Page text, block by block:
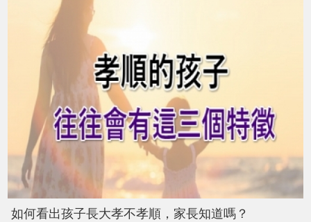
如何看出孩子長大孝不孝順，家長知道嗎？